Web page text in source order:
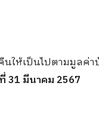
นให้เป็นไปตามมูลค่
31 มีนาคม 2567